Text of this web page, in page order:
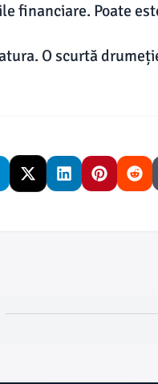
financiare. Poate
O scurtă